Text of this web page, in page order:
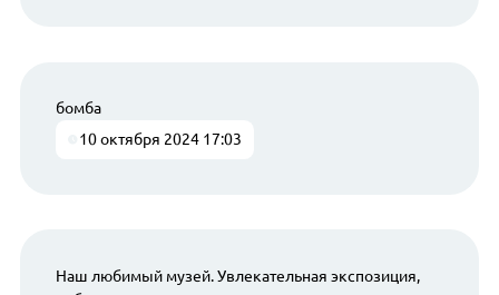
бомба
10 октября 2024 17:03
Наш любимый музей. Увлекательная экспозиция,